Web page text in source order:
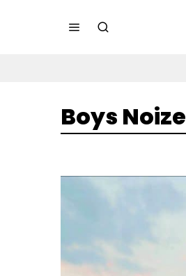
Boys Noize